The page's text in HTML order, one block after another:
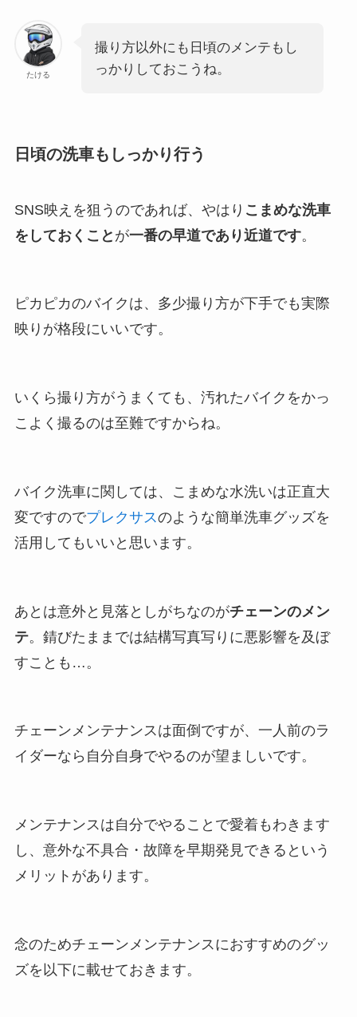
たける
撮り方以外にも日頃のメンテもし
っかりしておこうね。
日頃の洗車もしっかり行う
SNS映えを狙うのであれば、やはり こまめな洗車
をしておくこと が一番の早道であり近道です。
ピカピカのバイクは、多少撮り方が下手でも実際
映りが格段にいいです。
いくら撮り方がうまくても、汚れたバイクをかっ
こよく撮るのは至難ですからね。
バイク洗車に関しては、こまめな水洗いは正直大
変ですのでプレクサスのような簡単洗車グッズを
活用してもいいと思います。
あとは意外と見落としがちなのがチェーンのメン
テ。錆びたままでは結構写真写りに悪影響を及ぼ
すことも…。
チェーンメンテナンスは面倒ですが、一人前のラ
イダーなら自分自身でやるのが望ましいです。
メンテナンスは自分でやることで愛着もわきます
し、意外な不具合・故障を早期発見できるという
メリットがあります。
念のためチェーンメンテナンスにおすすめのグッ
ズを以下に載せておきます。